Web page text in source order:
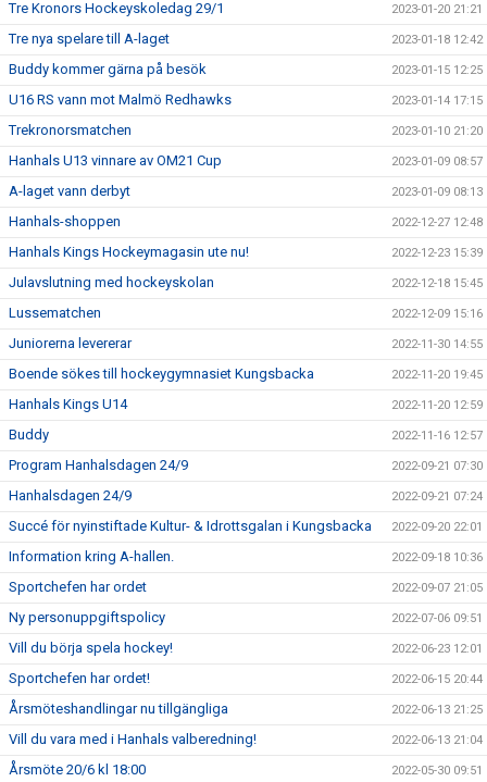
Tre Kronors Hockeyskoledag 29/1 2023-01-20 21:21
Tre nya spelare till A-laget 2023-01-18 12:42
Buddy kommer gärna på besök 2023-01-15 12:25
U16 RS vann mot Malmö Redhawks 2023-01-14 17:15
Trekronorsmatchen 2023-01-10 21:20
Hanhals U13 vinnare av OM21 Cup 2023-01-09 08:57
A-laget vann derbyt 2023-01-09 08:13
Hanhals-shoppen 2022-12-27 12:48
Hanhals Kings Hockeymagasin ute nu! 2022-12-23 15:39
Julavslutning med hockeyskolan 2022-12-18 15:45
Lussematchen 2022-12-09 15:16
Juniorerna levererar 2022-11-30 14:55
Boende sökes till hockeygymnasiet Kungsbacka 2022-11-20 19:45
Hanhals Kings U14 2022-11-20 12:59
Buddy 2022-11-16 12:57
Program Hanhalsdagen 24/9 2022-09-21 07:30
Hanhalsdagen 24/9 2022-09-21 07:24
Succé för nyinstiftade Kultur- & Idrottsgalan i Kungsbacka 2022-09-20 22:01
Information kring A-hallen. 2022-09-18 10:36
Sportchefen har ordet 2022-09-07 21:05
Ny personuppgiftspolicy 2022-07-06 09:51
Vill du börja spela hockey! 2022-06-23 12:01
Sportchefen har ordet! 2022-06-15 20:44
Årsmöteshandlingar nu tillgängliga 2022-06-13 21:25
Vill du vara med i Hanhals valberedning! 2022-06-13 21:04
Årsmöte 20/6 kl 18:00 2022-05-30 09:51